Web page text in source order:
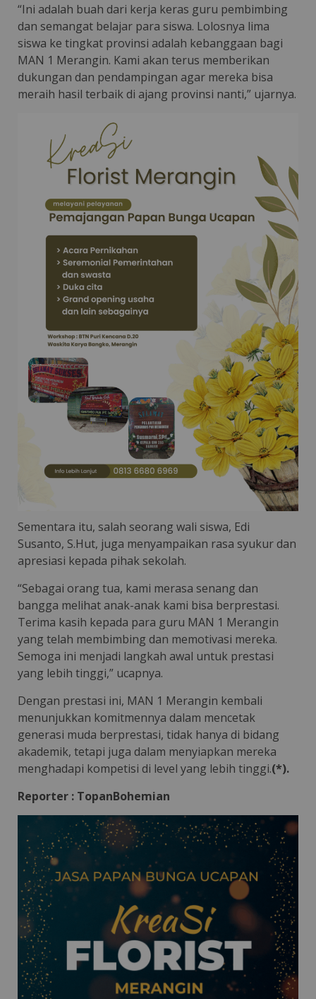
“Ini adalah buah dari kerja keras guru pembimbing
dan semangat belajar para siswa. Lolosnya lima
siswa ke tingkat provinsi adalah kebanggaan bagi
MAN 1 Merangin. Kami akan terus memberikan
dukungan dan pendampingan agar mereka bisa
meraih hasil terbaik di ajang provinsi nanti,” ujarnya.
Sementara itu, salah seorang wali siswa, Edi
Susanto, S.Hut, juga menyampaikan rasa syukur dan
apresiasi kepada pihak sekolah.
“Sebagai orang tua, kami merasa senang dan
bangga melihat anak-anak kami bisa berprestasi.
Terima kasih kepada para guru MAN 1 Merangin
yang telah membimbing dan memotivasi mereka.
Semoga ini menjadi langkah awal untuk prestasi
yang lebih tinggi,” ucapnya.
Dengan prestasi ini, MAN 1 Merangin kembali
menunjukkan komitmennya dalam mencetak
generasi muda berprestasi, tidak hanya di bidang
akademik, tetapi juga dalam menyiapkan mereka
menghadapi kompetisi di level yang lebih tinggi.(*).
Reporter : TopanBohemian